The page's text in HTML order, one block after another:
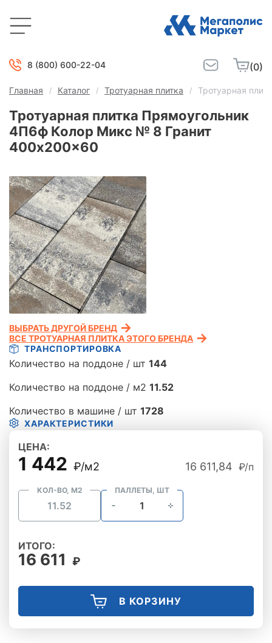
8 (800) 600-22-04 (0)
Главная Каталог Тротуарная плитка Тротуарная
Тротуарная плитка Прямоугольник
4П6ф Колор Микс № 8 Гранит
400x200x60
ТРАНСПОРТИРОВКА
Количество на поддоне / шт 144
Количество на поддоне / м2 11.52
Количество в машине / шт 1728
ХАРАКТЕРИСТИКИ
ВЫБРАТЬ ДРУГОЙ БРЕНД
ВСЕ ТРОТУАРНАЯ ПЛИТКА ЭТОГО БРЕНДА
ЦЕНА:
1 442 ₽/м2 16 611,84 ₽/п
КОЛ-ВО, М2 ПАЛЛЕТЫ, ШТ
ИТОГО:
16 611 ₽
В КОРЗИНУ